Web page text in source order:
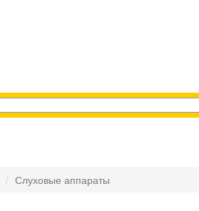
Слуховые аппараты